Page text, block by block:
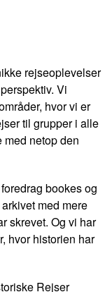
rejseoplevelser
Vi
hvor vi er
til grupper i alle
med netop den
bookes og
med mere
skrevet. Og vi har
hvor historien har
Rejser